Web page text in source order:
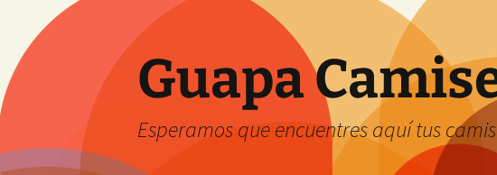
Guapa
Esperamos que encuentres aquí tus